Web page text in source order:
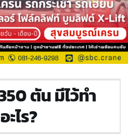
ตัน มีไว้ทำ
อะไร?